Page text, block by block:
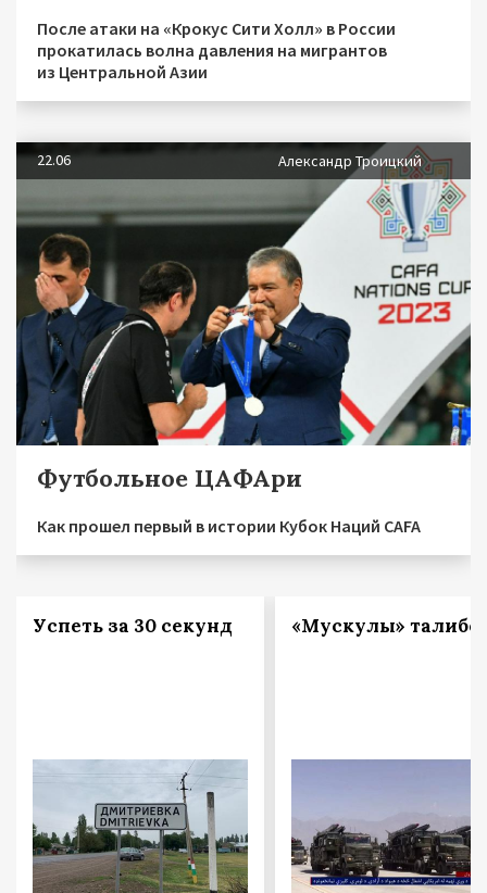
После атаки на «Крокус Сити Холл» в России
прокатилась волна давления на мигрантов
из Центральной Азии
22.06 Александр Троицкий
Футбольное ЦАФАри
Как прошел первый в истории Кубок Наций CAFA
Успеть за 30 секунд «Мускулы»